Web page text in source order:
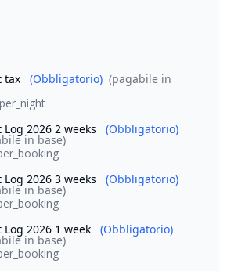
tax (Obbligatorio) (pagabile in
Log 2026 2 weeks
(Obbligatorio)
in base)
Log 2026 3 weeks
(Obbligatorio)
in base)
Log 2026 1 week
(Obbligatorio)
in base)